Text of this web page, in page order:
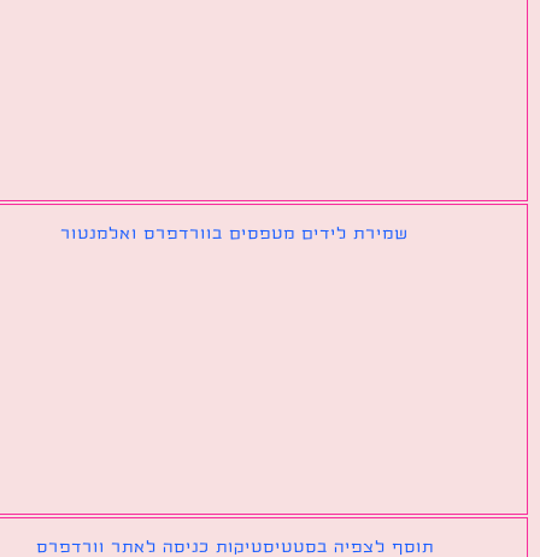
שמירת לידים מטפסים בוורדפרס ואלמנטור
תוסף לצפיה בסטטיסטיקות כניסה לאתר וורדפרס